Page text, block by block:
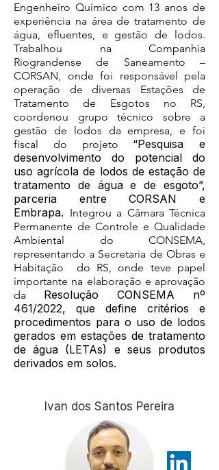
Engenheiro Químico com 13 anos de
experiência na área de tratamento de
água, efluentes, e gestão de lodos.
Trabalhou na Companhia
Riograndense de Saneamento –
CORSAN, onde foi responsável pela
operação de diversas Estações de
Tratamento de Esgotos no RS,
coordenou grupo técnico sobre a
gestão de lodos da empresa, e foi
fiscal do projeto “Pesquisa e
desenvolvimento do potencial do
uso agrícola de lodos de estação de
tratamento de água e de esgoto”,
parceria entre CORSAN e
Embrapa. Integrou a Câmara Técnica
Permanente de Controle e Qualidade
Ambiental do CONSEMA,
representando a Secretaria de Obras e
Habitação do RS, onde teve papel
importante na elaboração e aprovação
da Resolução CONSEMA nº
461/2022, que define critérios e
procedimentos para o uso de lodos
gerados em estações de tratamento
de água (LETAs) e seus produtos
derivados em solos.
Ivan dos Santos Pereira